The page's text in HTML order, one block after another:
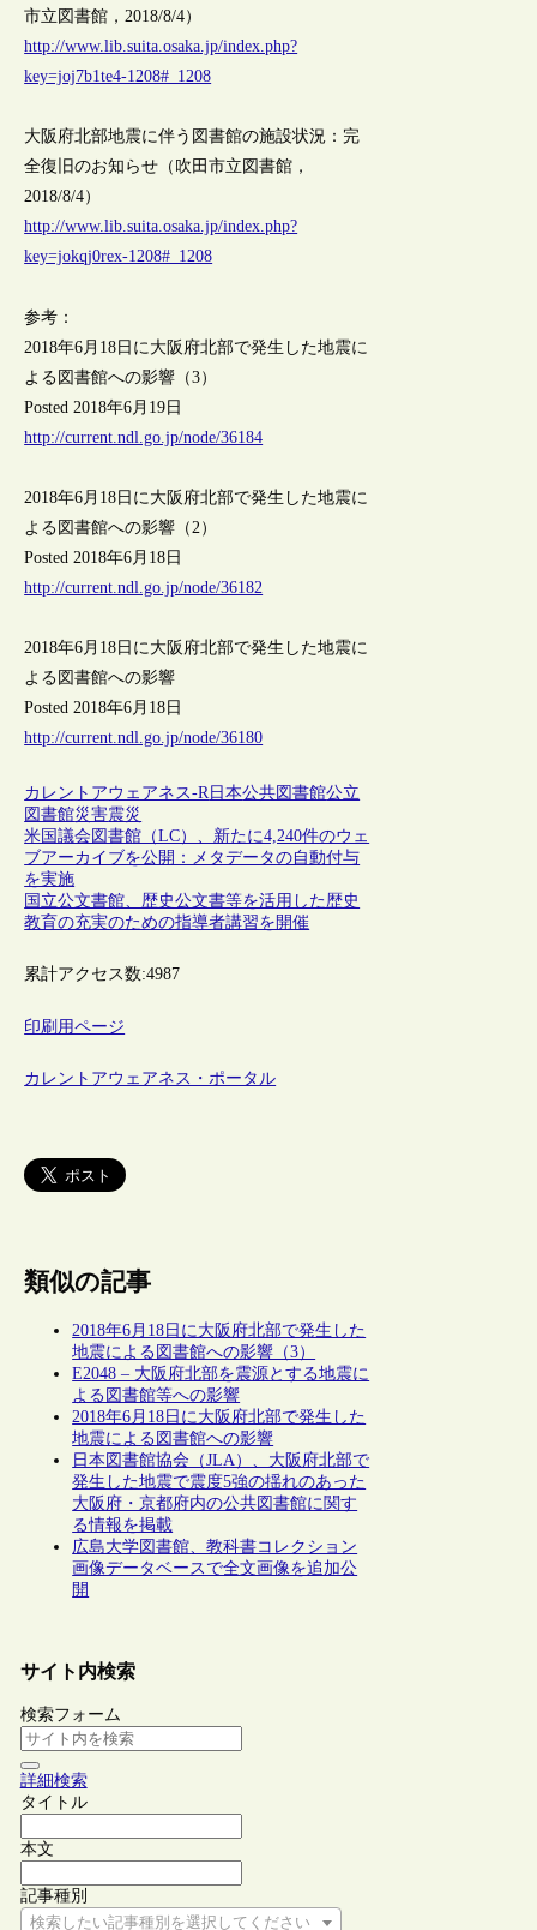
市立図書館，2018/8/4）
http://www.lib.suita.osaka.jp/index.php?
key=joj7b1te4-1208#_1208
大阪府北部地震に伴う図書館の施設状況：完
全復旧のお知らせ（吹田市立図書館，
2018/8/4）
http://www.lib.suita.osaka.jp/index.php?
key=jokqj0rex-1208#_1208
参考：
2018年6月18日に大阪府北部で発生した地震に
よる図書館への影響（3）
Posted 2018年6月19日
http://current.ndl.go.jp/node/36184
2018年6月18日に大阪府北部で発生した地震に
よる図書館への影響（2）
Posted 2018年6月18日
http://current.ndl.go.jp/node/36182
2018年6月18日に大阪府北部で発生した地震に
よる図書館への影響
Posted 2018年6月18日
http://current.ndl.go.jp/node/36180
カレントアウェアネス-R日本公共図書館公立
図書館災害震災
米国議会図書館（LC）、新たに4,240件のウェ
ブアーカイブを公開：メタデータの自動付与
を実施
国立公文書館、歴史公文書等を活用した歴史
教育の充実のための指導者講習を開催
累計アクセス数:4987
印刷用ページ
カレントアウェアネス・ポータル
類似の記事
2018年6月18日に大阪府北部で発生した
地震による図書館への影響（3）
E2048 – 大阪府北部を震源とする地震に
よる図書館等への影響
2018年6月18日に大阪府北部で発生した
地震による図書館への影響
日本図書館協会（JLA）、大阪府北部で
発生した地震で震度5強の揺れのあった
大阪府・京都府内の公共図書館に関す
る情報を掲載
広島大学図書館、教科書コレクション
画像データベースで全文画像を追加公
開
サイト内検索
検索フォーム
詳細検索
タイトル
本文
記事種別
検索したい記事種別を選択してください